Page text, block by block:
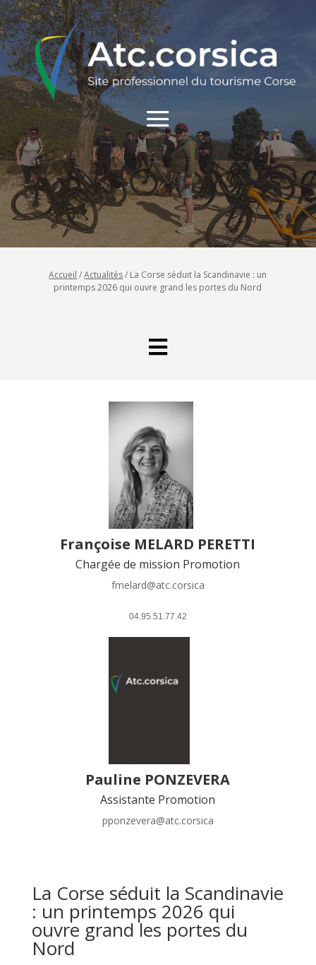
Accueil /Actualités/ La Corse séduit la Scandinavie : un
printemps 2026 qui ouvre grand les portes du Nord

Françoise MELARD PERETTI
Chargée de mission Promotion
fmelard@atc.corsica
04.95.51.77.42
Pauline PONZEVERA
Assistante Promotion
pponzevera@atc.corsica
La Corse séduit la Scandinavie
: un printemps 2026 qui
ouvre grand les portes du
Nord